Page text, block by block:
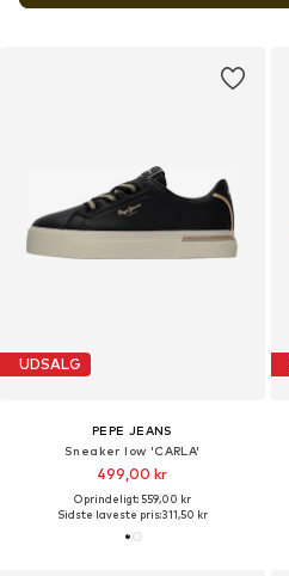
UDSALG
PEPE JEANS
Sneaker low 'CARLA'
499,00 kr
Oprindeligt: 559,00 kr
Sidste laveste pris:311,50 kr